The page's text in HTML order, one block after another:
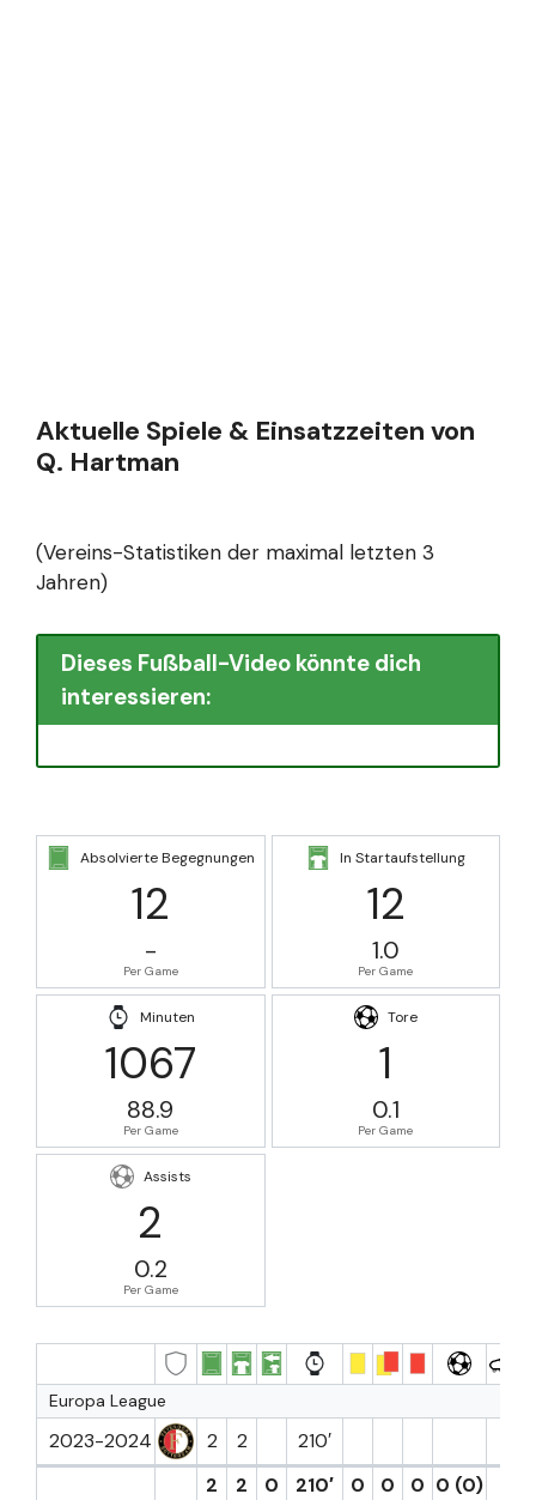
Aktuelle Spiele & Einsatzzeiten von
Q. Hartman
(Vereins-Statistiken der maximal letzten 3
Jahren)
Dieses Fußball-Video könnte dich
interessieren:
Absolvierte Begegnungen
12
-
Per Game
In Startaufstellung
12
1.0
Per Game
Minuten
1067
88.9
Per Game
Tore
1
0.1
Per Game
Assists
2
0.2
Per Game
Europa League
2023-2024 2 2 210′
2
2 0 210′ 0 0 0 0 (0)